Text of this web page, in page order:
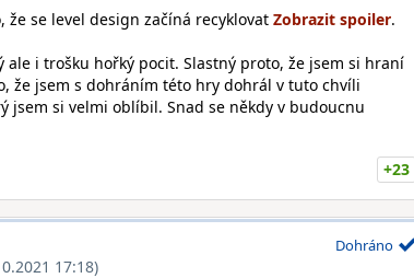
se level design začíná recyklovat .
ale i trošku hořký pocit. Slastný proto, že jsem si hraní
že jsem s dohráním této hry dohrál v tuto chvíli
jsem si velmi oblíbil. Snad se někdy v budoucnu
+23
17:18)
Dohráno